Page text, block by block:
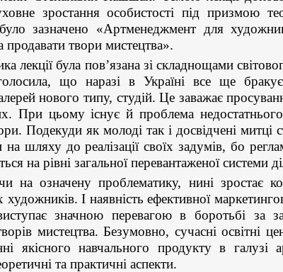
зростання особистості під призмою
зазначено «Артменеджмент для
продавати твори мистецтва».
лекції була пов’язана зі складнощами
що наразі в Україні все ще
нового типу, студій. Це заважає
При цьому існує й проблема
Подекуди як молоді так і досвідчені
шляху до реалізації своїх задумів, бо
на рівні загальної перевантаженої системи
на означену проблематику, нині зростає
художників. І наявність ефективної
значною перевагою в боротьбі за
мистецтва. Безумовно, сучасні освітні
якісного навчального продукту в
та практичні аспекти.